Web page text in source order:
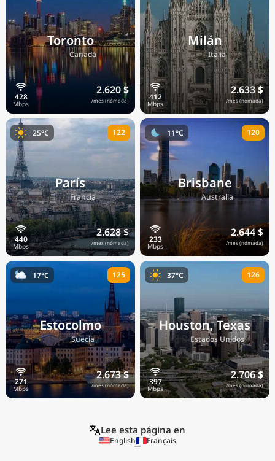
Toronto
🇨🇦Canadá
2.620 $
/mes (nómada)
Milán
🇮🇹Italia
2.633 $
/mes (nómada)
París
🇫🇷Francia
2.628 $
/mes (nómada)
25°C 122
Brisbane
🇦🇺Australia
2.644 $
/mes (nómada)
11°C 120
Estocolmo
🇸🇪Suecia
2.673 $
/mes (nómada)
17°C 125
Houston, Texas
🇺🇸Estados Unidos
2.706 $
/mes (nómada)
37°C 126
Lee esta página en
English Français